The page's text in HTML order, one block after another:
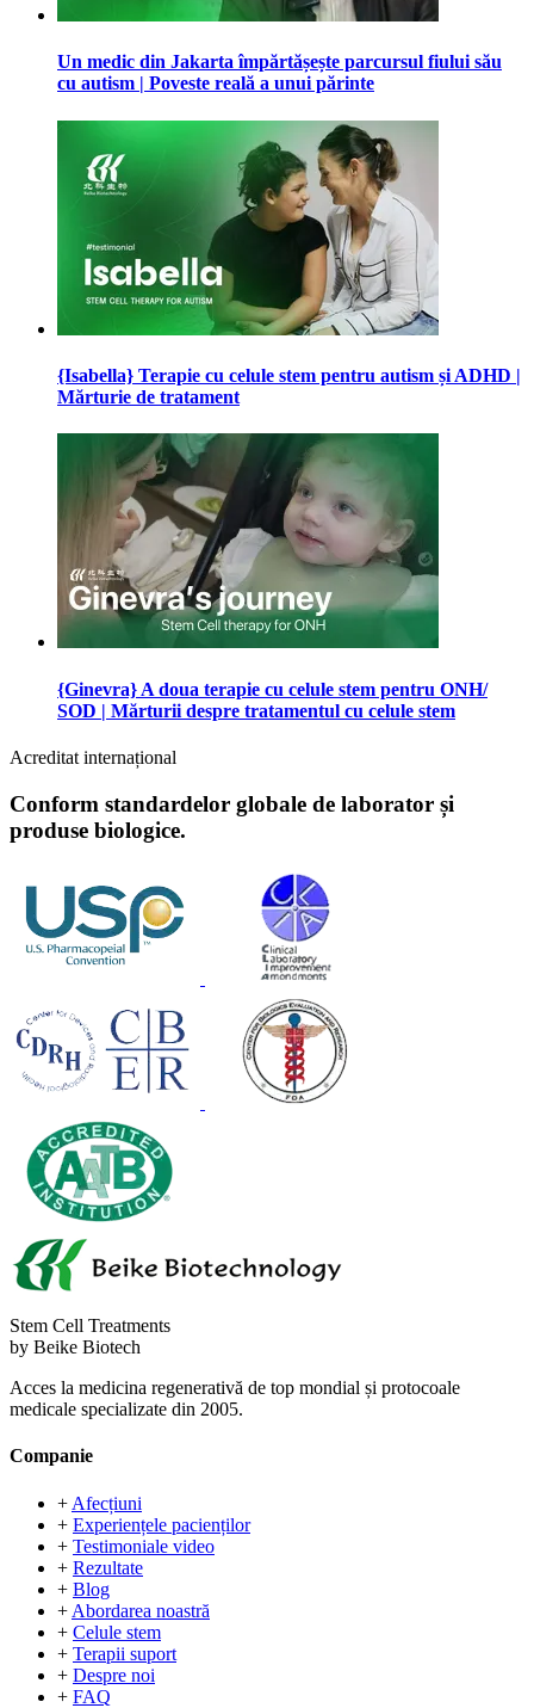
Un medic din Jakarta împărtășește parcursul fiului său
cu autism | Poveste reală a unui părinte
{Isabella} Terapie cu celule stem pentru autism și ADHD |
Mărturie de tratament
{Ginevra} A doua terapie cu celule stem pentru ONH/
SOD | Mărturii despre tratamentul cu celule stem
Acreditat internațional
Conform standardelor globale de laborator și
produse biologice.
Stem Cell Treatments
by Beike Biotech
Acces la medicina regenerativă de top mondial și protocoale
medicale specializate din 2005.
Companie
+ Afecțiuni
+ Experiențele pacienților
+ Testimoniale video
+ Rezultate
+ Blog
+ Abordarea noastră
+ Celule stem
+ Terapii suport
+ Despre noi
+ FAQ